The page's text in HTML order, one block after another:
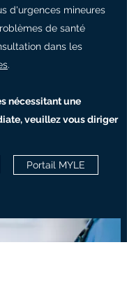
d'urgences mineures
de santé
dans les
.
nécessitant une
veuillez vous diriger
Portail MYLE